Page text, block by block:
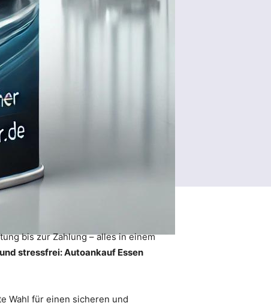
bis zur Zahlung – alles in einem
stressfrei: Autoankauf Essen
Wahl für einen sicheren und